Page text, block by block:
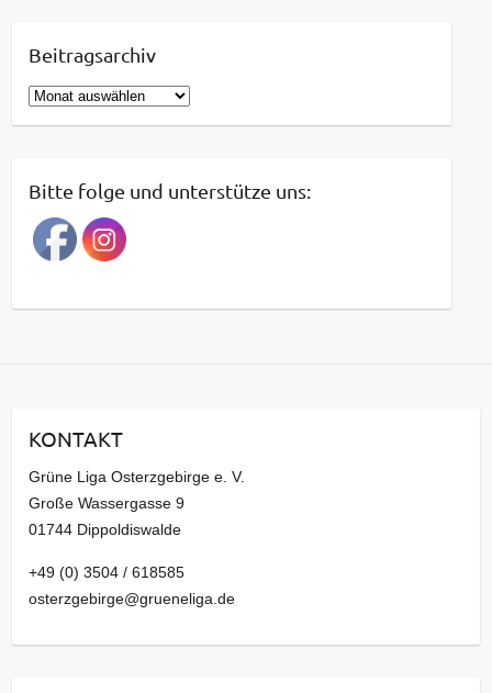
Beitragsarchiv
B
e
r
a
g
a
v
Bitte folge und unterstütze uns:
KONTAKT
Grüne Liga Osterzgebirge e. V.
Große Wassergasse 9
01744 Dippoldiswalde
+49 (0) 3504 / 618585
osterzgebirge@grueneliga.de